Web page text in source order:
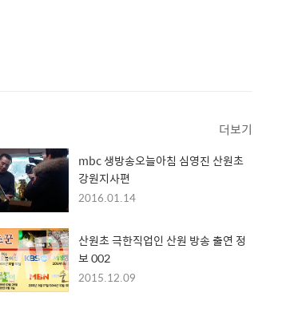
더보기
mbc 생방송오늘아침 심영진 산원초
강원지사편
2016.01.14
산원초 극한직업인 산원 방송 출연 정
보 002
2015.12.09